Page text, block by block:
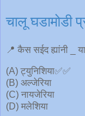
चालू घडामोडी
📍 कैस सईद ह्यांनी _
(A) ट्युनिशिया✅✅
(B) अल्जेरिया
(C) नायजेरिया
(D) मलेशिया